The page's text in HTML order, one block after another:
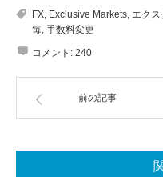
FX, Exclusive Markets, エクス
毎, 手数料変更
コメント: 240
前の記事